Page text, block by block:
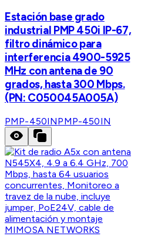
Estación base grado
industrial PMP 450i IP-67,
filtro dinámico para
interferencia 4900-5925
MHz con antena de 90
grados, hasta 300 Mbps.
(PN: C050045A005A)
PMP-450INPMP-450IN
MIMOSA NETWORKS